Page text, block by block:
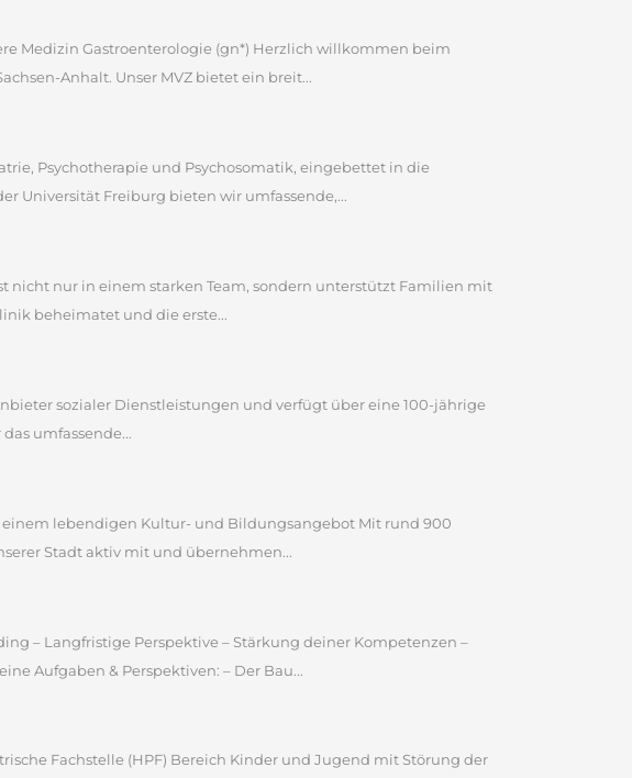
Medizin Gastroenterologie (gn*) Herzlich willkommen beim
Anhalt. Unser MVZ bietet ein breit...
Psychotherapie und Psychosomatik, eingebettet in die
Universität Freiburg bieten wir umfassende,...
nicht nur in einem starken Team, sondern unterstützt Familien mit
beheimatet und die erste...
sozialer Dienstleistungen und verfügt über eine 100-jährige
umfassende...
einem lebendigen Kultur- und Bildungsangebot Mit rund 900
Stadt aktiv mit und übernehmen...
– Langfristige Perspektive – Stärkung deiner Kompetenzen –
Aufgaben & Perspektiven: – Der Bau...
Fachstelle (HPF) Bereich Kinder und Jugend mit Störung der